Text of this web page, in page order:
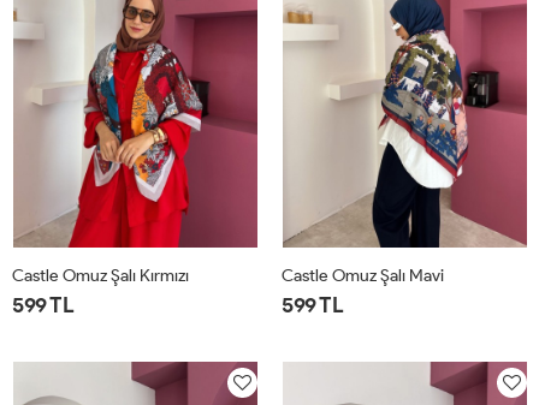
Castle Omuz Şalı Kırmızı
599 TL
Castle Omuz Şalı Mavi
599 TL